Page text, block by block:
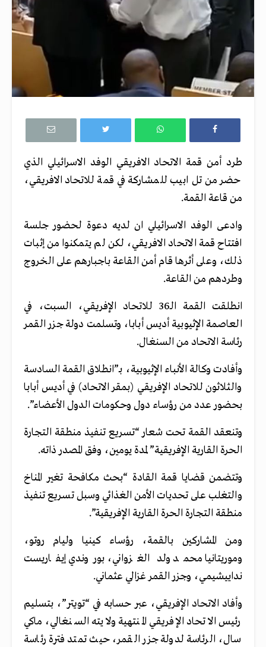
طرد أمن قمة الاتحاد الافريقي الوفد الاسرائيلي الذي
حضر من تل ابيب للمشاركة في قمة للاتحاد الافريقي،
من قاعة القمة.
وادعى الوفد الاسرائيلي ان لديه دعوة لحضور جلسة
افتتاح قمة الاتحاد الافريقي، لكن لم يتمكنوا من إثبات
ذلك، وعلى أثرها قام أمن القاعة باجبارهم على الخروج
وطردهم من القاعة.
انطلقت القمة الـ36 للاتحاد الإفريقي، السبت، في
العاصمة الإثيوبية أديس أبابا، وتسلمت دولة جزر القمر
رئاسة الاتحاد من السنغال.
وأفادت وكالة الأنباء الإثيوبية، بـ”انطلاق القمة السادسة
والثلاثون للاتحاد الإفريقي (بمقر الاتحاد) في أديس أبابا
بحضور عدد من رؤساء دول وحكومات الدول الأعضاء”.
وتنعقد القمة تحت شعار “تسريع تنفيذ منطقة التجارة
الحرة القارية الإفريقية” لمدة يومين، وفق المصدر ذاته.
وتتضمن قضايا قمة القادة “بحث مكافحة تغير المناخ
والتغلب على تحديات الأمن الغذائي وسبل تسريع تنفيذ
منطقة التجارة الحرة القارية الإفريقية”.
ومن المشاركين بالقمة، رؤساء كينيا وليام روتو،
وموريتانيا محمد ولد الغزواني، بوروندي إيفاريست
نداييشيمي، وجزر القمر غزالي عثماني.
وأفاد الاتحاد الإفريقي، عبر حسابه في “تويتر”، بتسليم
رئيس الاتحاد الإفريقي المنتهية ولايته السنغالي، ماكي
سال، الرئاسة لدولة جزر القمر، حيث تمتد فترة رئاسة